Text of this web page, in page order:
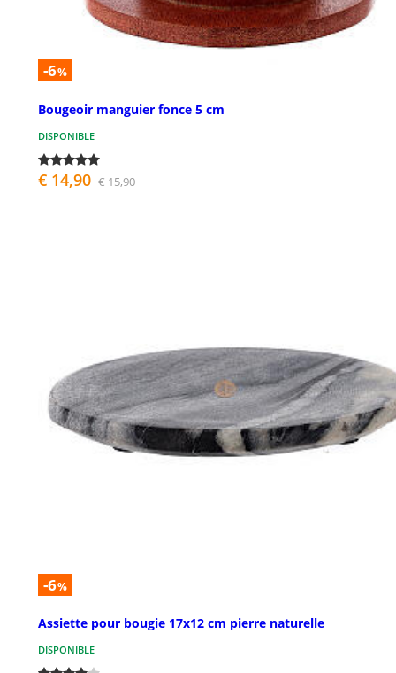
-6%
Bougeoir manguier fonce 5 cm
DISPONIBLE
€ 14,90 € 15,90
-6%
Assiette pour bougie 17x12 cm pierre naturelle
DISPONIBLE